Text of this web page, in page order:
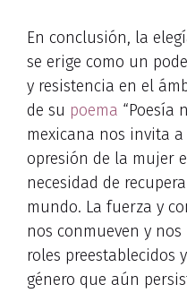
En conclusión, la
se erige como un
y resistencia en el
de su poema “Poesía
mexicana nos invita
opresión de la mujer
necesidad de
mundo. La fuerza y
nos conmueven y
roles preestablecidos
género que aún